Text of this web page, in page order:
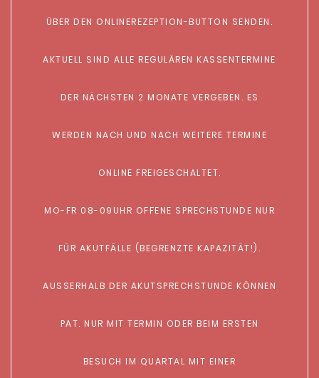
ÜBER DEN ONLINEREZEPTION-BUTTON SENDEN.
AKTUELL SIND ALLE REGULÄREN KASSENTERMINE
DER NÄCHSTEN 2 MONATE VERGEBEN. ES
WERDEN NACH UND NACH WEITERE TERMINE
ONLINE FREIGESCHALTET.
MO-FR 08-09UHR OFFENE SPRECHSTUNDE NUR
FÜR AKUTFÄLLE (BEGRENZTE KAPAZITÄT!).
AUSSERHALB DER AKUTSPRECHSTUNDE KÖNNEN
PAT. NUR MIT TERMIN ODER BEIM ERSTEN B
ESUCH IM QUARTAL MIT EINER D